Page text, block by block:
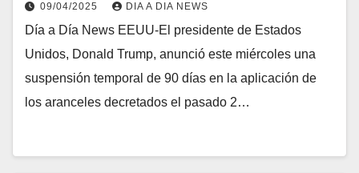
09/04/2025 DIA A DIA NEWS
Día a Día News EEUU-El presidente de Estados
Unidos, Donald Trump, anunció este miércoles una
suspensión temporal de 90 días en la aplicación de
los aranceles decretados el pasado 2…